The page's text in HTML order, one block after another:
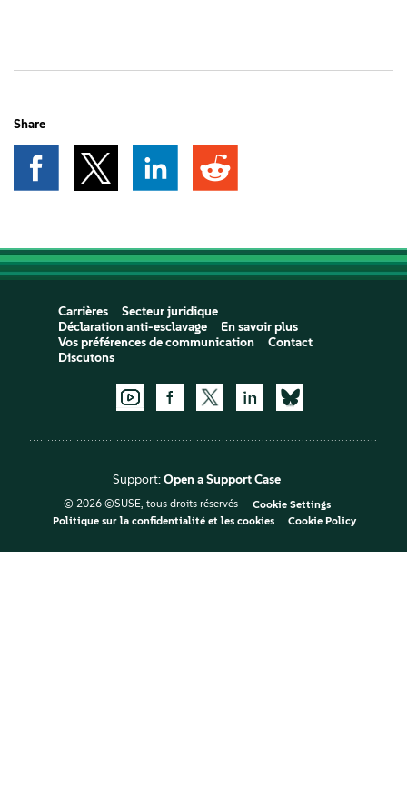
Share
Carrières
Secteur juridique
Déclaration anti-esclavage
En savoir plus
Vos préférences de communication
Contact
Discutons
Support:Open a Support Case
© 2026 ©SUSE, tous droits réservés
Cookie Settings
Politique sur la confidentialité et les cookies
Cookie Policy